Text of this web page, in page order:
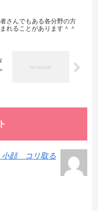
さんでもある各分野の方
れることがあります＾＾
小顔 コリ取る